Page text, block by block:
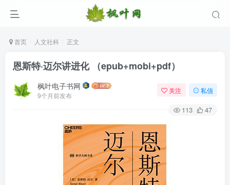
首页 人文社科 正文
恩斯特·迈尔讲进化 （epub+mobi+pdf）
枫叶电子书网
9个月前发布
关注 私信
113 47
登录
没有账号？立即注册